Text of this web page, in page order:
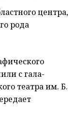
центра,
рода
с гала-
театра им. Б.